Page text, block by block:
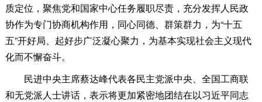
质定位，聚焦党和国家中心任务履职尽责，充分发挥人民政
协作为专门协商机构作用，同心同德、群策群力，为“十五
五”开好局、起好步广泛凝心聚力，为基本实现社会主义现代
化而不懈奋斗。
民进中央主席蔡达峰代表各民主党派中央、全国工商联
和无党派人士讲话，表示将更加紧密地团结在以习近平同志